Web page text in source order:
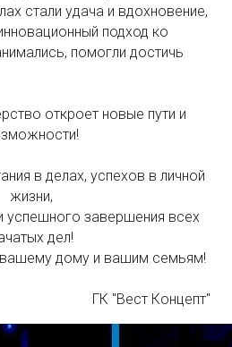
стали удача и вдохновение,
подход ко
помогли достичь
откроет новые пути и
в делах, успехов в личной
жизни,
успешного завершения всех
дел!
вашему дому и вашим семьям!
ГК "Вест Концепт"